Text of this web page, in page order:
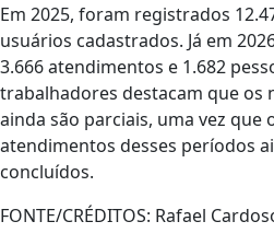
Em 2025, foram registrados
usuários cadastrados. Já em
3.666 atendimentos e 1.682
trabalhadores destacam que os
ainda são parciais, uma vez que
atendimentos desses períodos
concluídos.
FONTE/CRÉDITOS: Rafael